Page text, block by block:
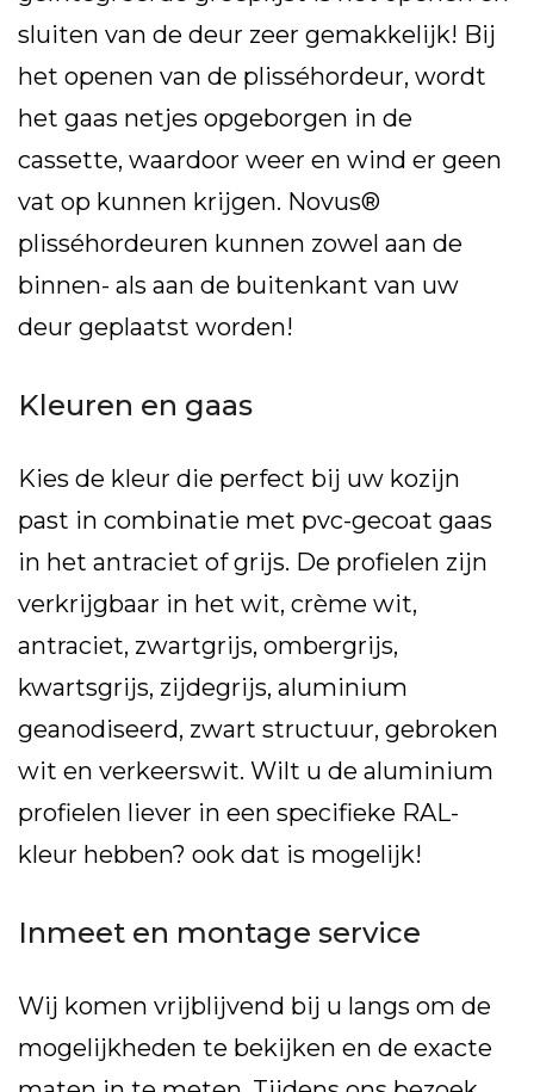
sluiten van de deur zeer gemakkelijk! Bij
het openen van de plisséhordeur, wordt
het gaas netjes opgeborgen in de
cassette, waardoor weer en wind er geen
vat op kunnen krijgen. Novus®
plisséhordeuren kunnen zowel aan de
binnen- als aan de buitenkant van uw
deur geplaatst worden!
Kleuren en gaas
Kies de kleur die perfect bij uw kozijn
past in combinatie met pvc-gecoat gaas
in het antraciet of grijs. De profielen zijn
verkrijgbaar in het wit, crème wit,
antraciet, zwartgrijs, ombergrijs,
kwartsgrijs, zijdegrijs, aluminium
geanodiseerd, zwart structuur, gebroken
wit en verkeerswit. Wilt u de aluminium
profielen liever in een specifieke RAL-
kleur hebben? ook dat is mogelijk!
Inmeet en montage service
Wij komen vrijblijvend bij u langs om de
mogelijkheden te bekijken en de exacte